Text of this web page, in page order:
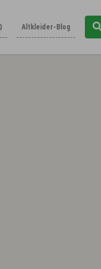
Altkleider-Blog